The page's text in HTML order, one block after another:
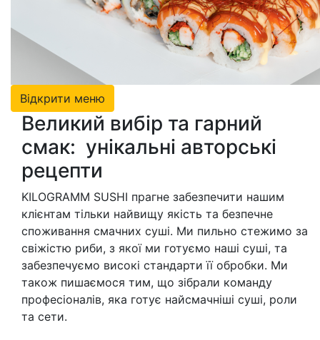
Відкрити меню
Великий вибір та гарний
смак: унікальні авторські
рецепти
KILOGRAMM SUSHI прагне забезпечити нашим
клієнтам тільки найвищу якість та безпечне
споживання смачних суші. Ми пильно стежимо за
свіжістю риби, з якої ми готуємо наші суші, та
забезпечуємо високі стандарти її обробки. Ми
також пишаємося тим, що зібрали команду
професіоналів, яка готує найсмачніші суші, роли
та сети.